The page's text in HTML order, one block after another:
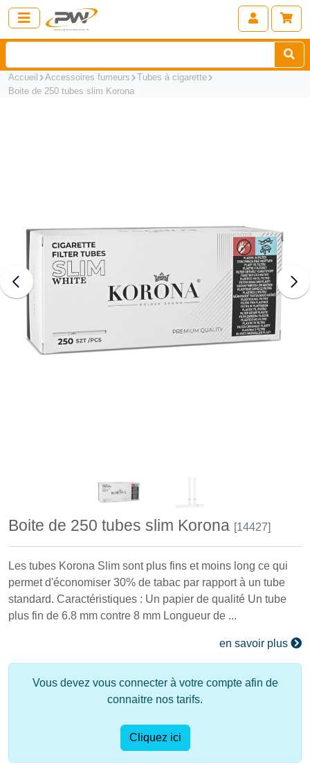
Accueil Accessoires fumeurs
Tubes à cigarette
Boite de 250 tubes slim Korona
Boite de 250 tubes slim Korona [14427]
Les tubes Korona Slim sont plus fins et moins long ce qui
permet d'économiser 30% de tabac par rapport à un tube
standard. Caractéristiques : Un papier de qualité Un tube
plus fin de 6.8 mm contre 8 mm Longueur de ...
en savoir plus
Vous devez vous connecter à votre compte afin de
connaitre nos tarifs.
Cliquez ici